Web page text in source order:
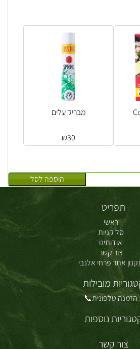
הוספה לסל
מבריק עלים
₪30
תפריט
ראשי
סל קניות
אודותינו
צור קשר
אתר פרחי אלנבי
מובילות
הזמנה טלפונית📞
נוספות
צור קשר